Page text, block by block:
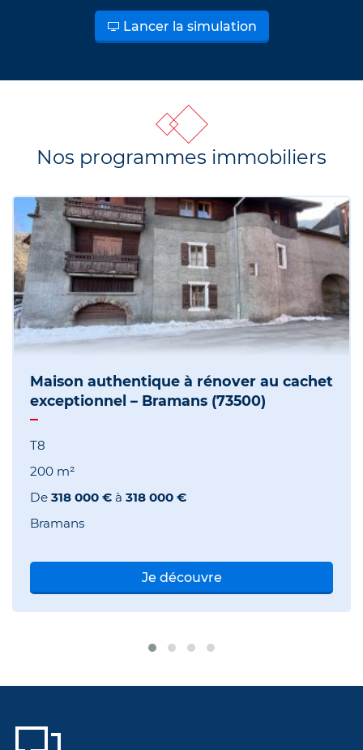
Lancer la simulation
Nos programmes immobiliers
Maison authentique à rénover au cachet
exceptionnel – Bramans (73500)
T8
200 m²
De 318 000 € à 318 000 €
Bramans
Je découvre